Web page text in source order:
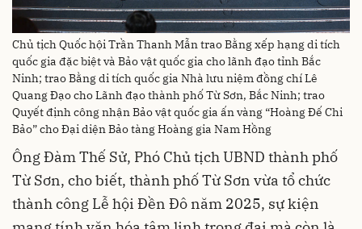
Chủ tịch Quốc hội Trần Thanh Mẫn trao Bằng xếp hạng di tích
quốc gia đặc biệt và Bảo vật quốc gia cho lãnh đạo tỉnh Bắc
Ninh; trao Bằng di tích quốc gia Nhà lưu niệm đồng chí Lê
Quang Đạo cho Lãnh đạo thành phố Từ Sơn, Bắc Ninh; trao
Quyết định công nhận Bảo vật quốc gia ấn vàng “Hoàng Đế Chi
Bảo” cho Đại diện Bảo tàng Hoàng gia Nam Hồng
Ông Đàm Thế Sử, Phó Chủ tịch UBND thành phố
Từ Sơn, cho biết, thành phố Từ Sơn vừa tổ chức
thành công Lễ hội Đền Đô năm 2025, sự kiện